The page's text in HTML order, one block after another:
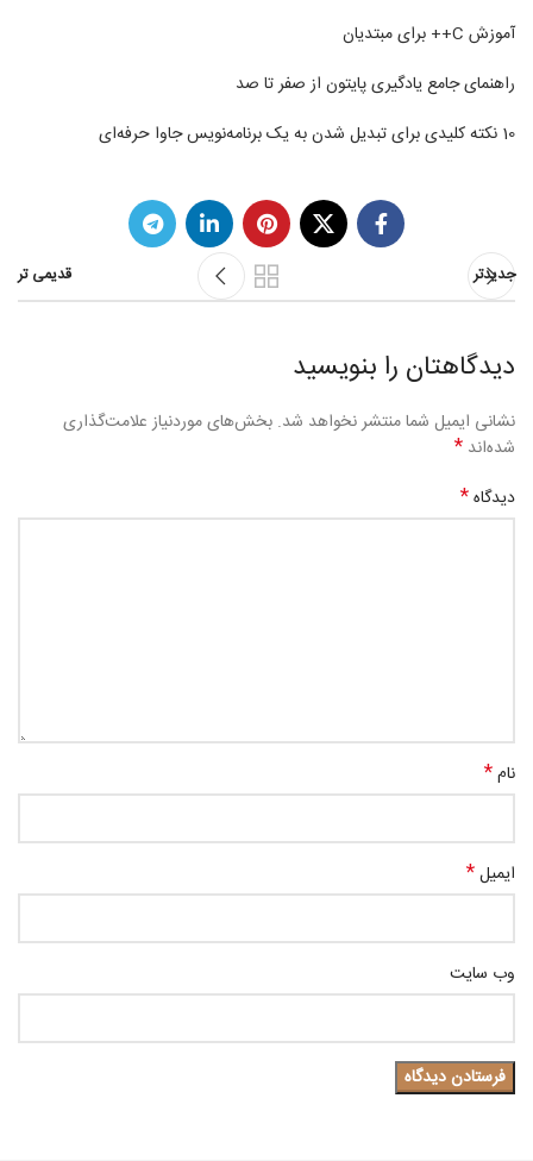
آموزش C++ برای مبتدیان
راهنمای جامع یادگیری پایتون از صفر تا صد
10 نکته کلیدی برای تبدیل شدن به یک برنامه‌نویس جاوا حرفه‌ای
جدیدتر قدیمی تر
دیدگاهتان را بنویسید
نشانی ایمیل شما منتشر نخواهد شد. بخش‌های موردنیاز علامت‌گذاری
شده‌اند *
دیدگاه*
نام*
ایمیل*
وب‌ سایت